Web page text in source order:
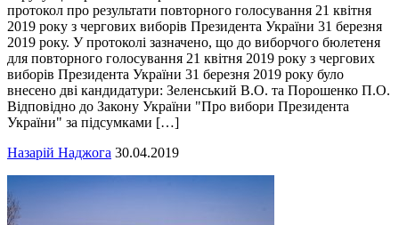
протокол про результати повторного голосування 21 квітня
2019 року з чергових виборів Президента України 31 березня
2019 року. У протоколі зазначено, що до виборчого бюлетеня
для повторного голосування 21 квітня 2019 року з чергових
виборів Президента України 31 березня 2019 року було
внесено дві кандидатури: Зеленський В.О. та Порошенко П.О.
Відповідно до Закону України "Про вибори Президента
України" за підсумками […]
Назарій Наджога 30.04.2019